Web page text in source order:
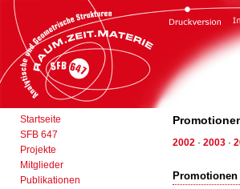
Startseite
SFB 647
Projekte
Mitglieder
Publikationen
2002 · 2003 ·
Promotionen